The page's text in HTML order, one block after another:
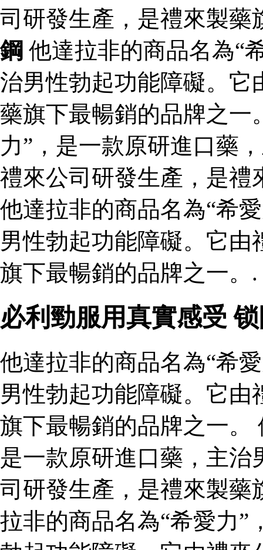
司研發生產，是禮來製
鋼 他達拉非的商品名為“
治男性勃起功能障礙。它
藥旗下最暢銷的品牌之一
力”，是一款原研進口藥
禮來公司研發生產，是禮
他達拉非的商品名為“希
男性勃起功能障礙。它
旗下最暢銷的品牌之一。.
必利勁服用真實感受
他達拉非的商品名為“希
男性勃起功能障礙。它
旗下最暢銷的品牌之一。
是一款原研進口藥，主
司研發生產，是禮來製藥
拉非的商品名為“希愛力”